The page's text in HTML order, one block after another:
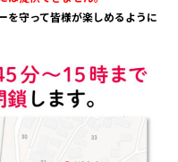
を守って皆様が楽しめるように